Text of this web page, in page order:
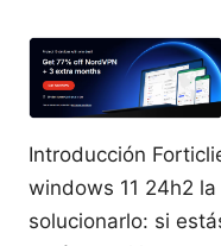
Introducción
windows 11 24h2
solucionarlo: si